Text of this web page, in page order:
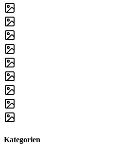
Kategorien